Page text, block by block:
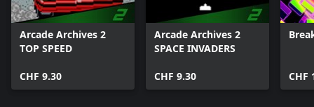
Arcade Archives 2
TOP SPEED
CHF 9.30
Arcade Archives 2
SPACE INVADERS
CHF 9.30 CHF